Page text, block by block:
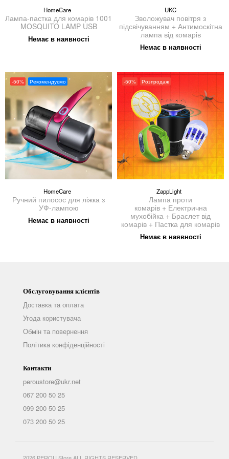
HomeCare
Лампа-пастка для комарів 1001
MOSQUITO LAMP USB
Немає в наявності
UKC
Зволожувач повітря з
підсвічуванням + Антимоскітна
лампа від комарів
Немає в наявності
-50% Рекомендуємо
HomeCare
Ручний пилосос для ліжка з
УФ-лампою
Немає в наявності
-50% Розпродаж
ZappLight
Лампа проти
комарів + Електрична
мухобійка + Браслет від
комарів + Пастка для комарів
Немає в наявності
Обслуговування клієнтів
Доставка та оплата
Угода користувача
Обмін та повернення
Політика конфіденційності
Контакти
peroustore@ukr.net
067 200 50 25
099 200 50 25
073 200 50 25